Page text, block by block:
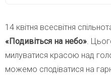
14 квітня всесвітня
«Подивіться на небо» .
милуватися красою над
можемо сподіватися на